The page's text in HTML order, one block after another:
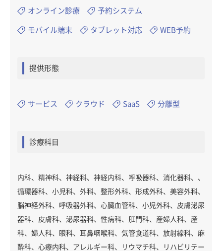
オンライン診療 予約システム
モバイル端末 タブレット対応 WEB予約
提供形態
サービス クラウド SaaS 分離型
診療科目
内科、精神科、神経科、神経内科、呼吸器科、消化器科、、
循環器科、小児科、外科、整形外科、形成外科、美容外科、
脳神経外科、呼吸器外科、心臓血管科、小児外科、皮膚泌尿
器科、皮膚科、泌尿器科、性病科、肛門科、産婦人科、産
科、婦人科、眼科、耳鼻咽喉科、気管食道科、放射線科、麻
酔科、心療内科、アレルギー科、リウマチ科、リハビリテー